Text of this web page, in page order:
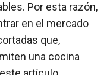
Por esta razón,
en el mercado
que,
una cocina